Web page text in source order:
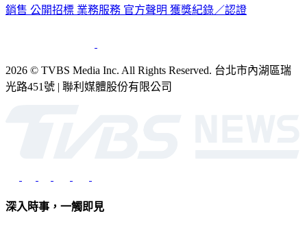
銷售 公開招標 業務服務 官方聲明 獲獎紀錄／認證
2026 © TVBS Media Inc. All Rights Reserved. 台北市內湖區瑞
光路451號 | 聯利媒體股份有限公司
深入時事，一觸即見